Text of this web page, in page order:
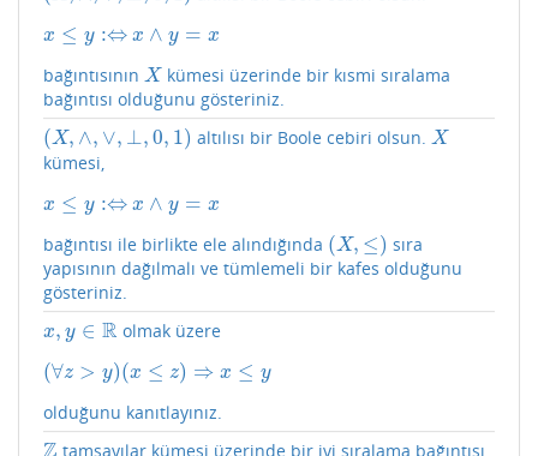
x ≤ y :⇔ x ∧ y = x
x≤y:⇔x∧y=x
bağıntısının X
X kümesi üzerinde bir kısmi sıralama
bağıntısı olduğunu gösteriniz.
(X, ∧, ∨, ⊥,0, 1)
(X,∧ ∨,⊥,0, 1) altılısı bir Boole cebiri olsun.X
X
kümesi,
x ≤ y :⇔ x ∧ y = x
x≤y:⇔x∧y=x
bağıntısı ile birlikte ele alındığında (X, ≤)
(X,≤)
sıra
yapısının dağılmalı ve tümlemeli bir kafes olduğunu
gösteriniz.
x, y ∈ R
x,y ∈ R olmak üzere
(∀z > y)(x ≤ z) ⇒ x ≤ y
∀z>y) x≤ z)⇒ x≤y
olduğunu kanıtlayınız.
tamsayılar kümesi üzerinde bir iyi sıralama bağıntısı